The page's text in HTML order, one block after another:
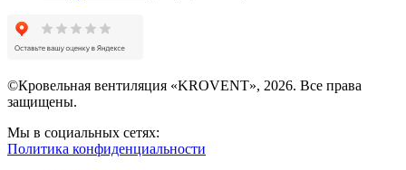
©Кровельная вентиляция «KROVENT», 2026. Все права
защищены.
Мы в социальных сетях:
Политика конфиденциальности